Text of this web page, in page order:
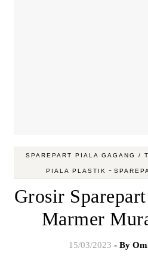
SPAREPART PIALA GAGANG /
PIALA PLASTIK -
Grosir
Marmer
15/03/2023 - By